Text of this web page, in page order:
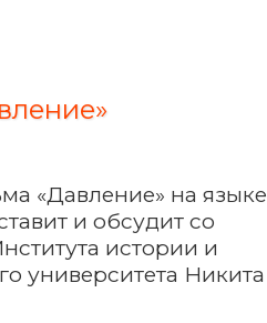
«Давление» на языке
и обсудит со
истории и
университета Никита